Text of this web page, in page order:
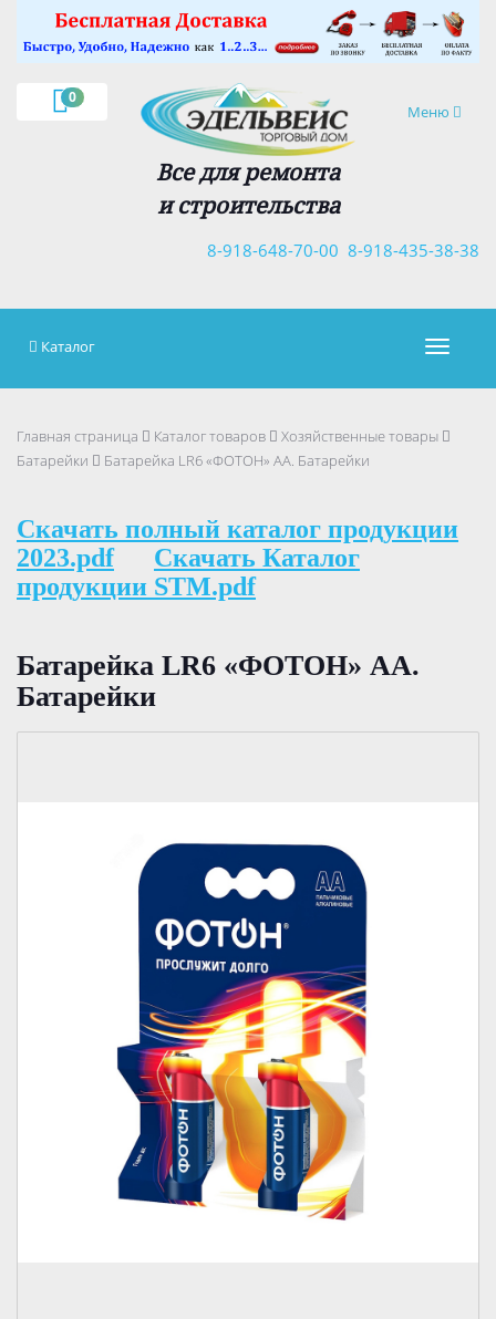
0
Навигация
Меню
Все для ремонта
и строительства
8-918-435-38-38
8-918-648-70-00
×
Каталог
Главная страница Каталог товаров
Хозяйственные товары
Батарейки
Батарейка LR6 «ФОТОН» АА. Батарейки
Скачать полный каталог продукции
2023.pdf
Скачать Каталог
продукции STM.pdf
Батарейка LR6 «ФОТОН» АА.
Батарейки